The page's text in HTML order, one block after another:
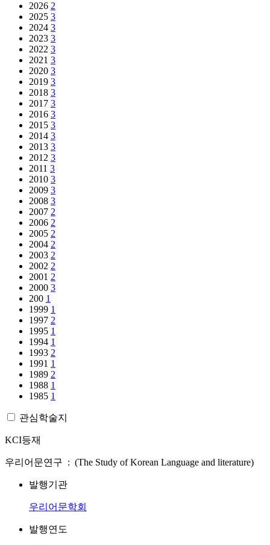
2026 2
2025 3
2024 3
2023 3
2022 3
2021 3
2020 3
2019 3
2018 3
2017 3
2016 3
2015 3
2014 3
2013 3
2012 3
2011 3
2010 3
2009 3
2008 3
2007 2
2006 2
2005 2
2004 2
2003 2
2002 2
2001 2
2000 3
200 1
1999 1
1997 2
1995 1
1994 1
1993 2
1991 1
1989 2
1988 1
1985 1
관심학술지
KCI등재
우리어문연구 : (The Study of Korean Language and literature)
발행기관
우리어문학회
발행연도